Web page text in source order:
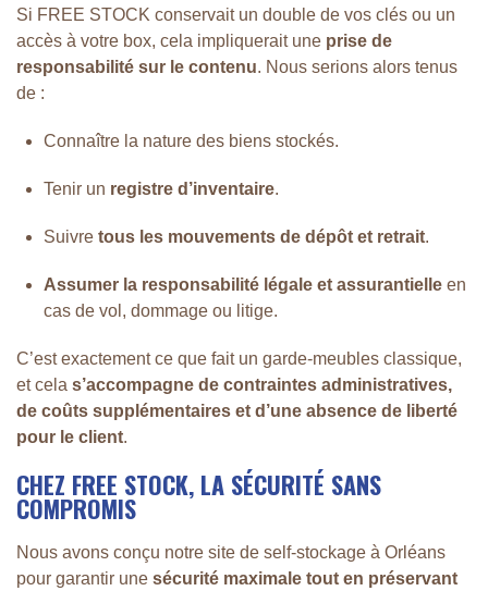
Si FREE STOCK conservait un double de vos clés ou un
accès à votre box, cela impliquerait une prise de
responsabilité sur le contenu. Nous serions alors tenus
de :
Connaître la nature des biens stockés.
Tenir un registre d’inventaire.
Suivre tous les mouvements de dépôt et retrait.
Assumer la responsabilité légale et assurantielle en
cas de vol, dommage ou litige.
C’est exactement ce que fait un garde-meubles classique,
et cela s’accompagne de contraintes administratives,
de coûts supplémentaires et d’une absence de liberté
pour le client.
CHEZ FREE STOCK, LA SÉCURITÉ SANS
COMPROMIS
Nous avons conçu notre site de self-stockage à Orléans
pour garantir une sécurité maximale tout en préservant